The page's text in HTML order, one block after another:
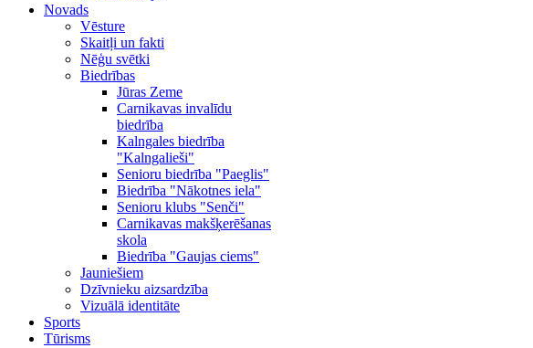
Novads
Vēsture
Skaitļi un fakti
Nēģu svētki
Biedrības
Jūras Zeme
Carnikavas invalīdu
biedrība
Kalngales biedrība
"Kalngalieši"
Senioru biedrība "Paeglis"
Biedrība "Nākotnes iela"
Senioru klubs "Senči"
Carnikavas makšķerēšanas
skola
Biedrība "Gaujas ciems"
Jauniešiem
Dzīvnieku aizsardzība
Vizuālā identitāte
Sports
Tūrisms